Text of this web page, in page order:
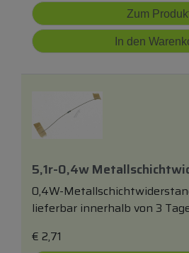
Zum
In den
5,1r-0,4w
0,4W-
lieferbar innerhalb von 3
€ 2,71